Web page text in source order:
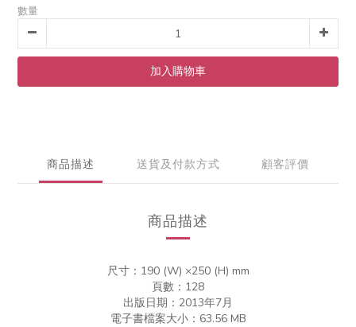
數量
加入購物車
商品描述 送貨及付款方式 顧客評價
商品描述
尺寸：190 (W) ×250 (H) mm
頁數：128
出版日期：2013年7月
電子書檔案大小：︁63.56 MB